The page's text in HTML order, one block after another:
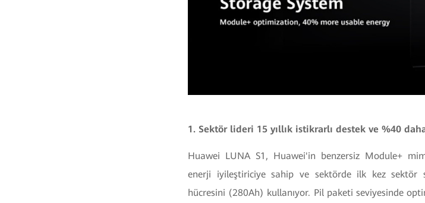
1. Sektör lideri 15 yıllık istikrarlı destek ve %40
Huawei LUNA S1, Huawei'in benzersiz Module+
enerji iyileştiriciye sahip ve sektörde ilk kez
hücresini (280Ah) kullanıyor. Pil paketi seviyesinde